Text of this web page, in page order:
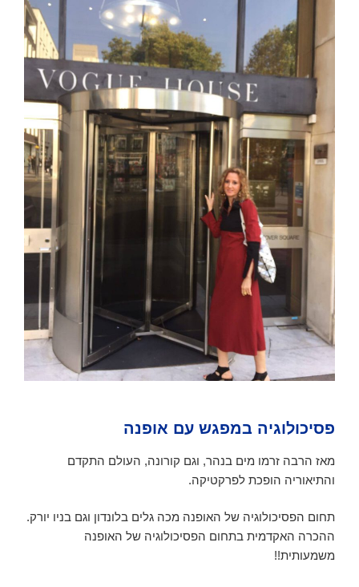
פסיכולוגיה במפגש עם אופנה
מאז הרבה זרמו מים בנהר, וגם קורונה, העולם התקדם
והתיאוריה הופכת לפרקטיקה.
תחום הפסיכולוגיה של האופנה מכה גלים בלונדון וגם בניו יורק.
ההכרה האקדמית בתחום הפסיכולוגיה של האופנה
משמעותית!!